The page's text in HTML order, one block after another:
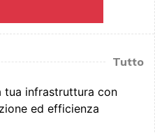
Tutto
tua infrastruttura con
ed efficienza